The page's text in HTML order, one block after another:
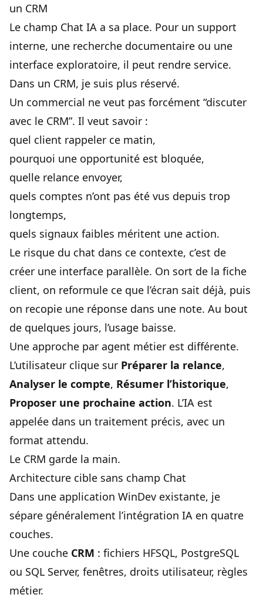
un CRM
Le champ Chat IA a sa place. Pour un support
interne, une recherche documentaire ou une
interface exploratoire, il peut rendre service.
Dans un CRM, je suis plus réservé.
Un commercial ne veut pas forcément “discuter
avec le CRM”. Il veut savoir :
quel client rappeler ce matin,
pourquoi une opportunité est bloquée,
quelle relance envoyer,
quels comptes n’ont pas été vus depuis trop
longtemps,
quels signaux faibles méritent une action.
Le risque du chat dans ce contexte, c’est de
créer une interface parallèle. On sort de la fiche
client, on reformule ce que l’écran sait déjà, puis
on recopie une réponse dans une note. Au bout
de quelques jours, l’usage baisse.
Une approche par agent métier est différente.
L’utilisateur clique sur Préparer la relance,
Analyser le compte, Résumer l’historique,
Proposer une prochaine action. L’IA est
appelée dans un traitement précis, avec un
format attendu.
Le CRM garde la main.
Architecture cible sans champ Chat
Dans une application WinDev existante, je
sépare généralement l’intégration IA en quatre
couches.
Une couche CRM : fichiers HFSQL, PostgreSQL
ou SQL Server, fenêtres, droits utilisateur, règles
métier.